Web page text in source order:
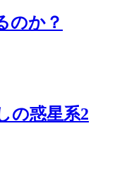
のか？
の惑星系2